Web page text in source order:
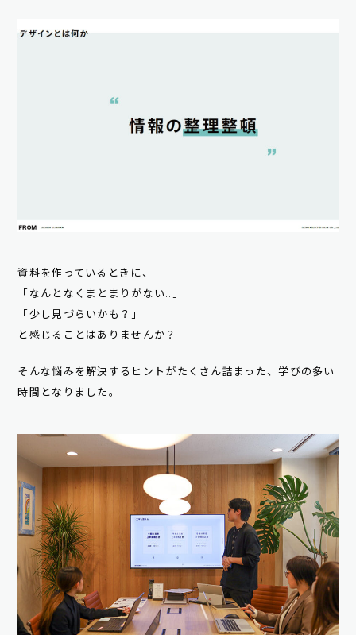
資料を作っているときに、
「なんとなくまとまりがない…」
「少し見づらいかも？」
と感じることはありませんか？
そんな悩みを解決するヒントがたくさん詰まった、学びの多い
時間となりました。